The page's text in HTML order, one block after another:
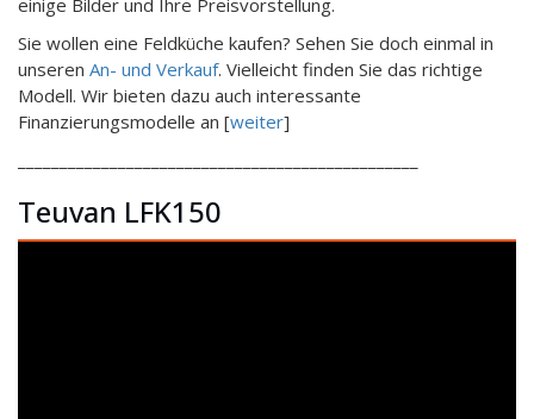
einige Bilder und Ihre Preisvorstellung.
Sie wollen eine Feldküche kaufen? Sehen Sie doch einmal in
unseren An- und Verkauf. Vielleicht finden Sie das richtige
Modell. Wir bieten dazu auch interessante
Finanzierungsmodelle an [weiter]
Teuvan LFK150